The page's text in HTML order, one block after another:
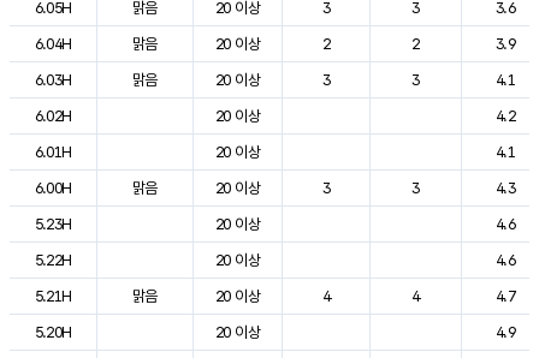
6.05H
맑음 20 이상 3 3
3.6
6.04H
맑음 20 이상 2 2
3.9
6.03H
맑음 20 이상 3 3
4.1
6.02H
20 이상
4.2
6.01H
20 이상
4.1
6.00H
맑음 20 이상 3 3
4.3
5.23H
20 이상
4.6
5.22H
20 이상
4.6
5.21H
맑음 20 이상 4 4
4.7
5.20H
20 이상
4.9